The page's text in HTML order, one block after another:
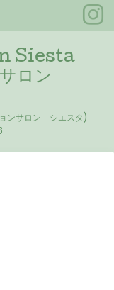
Siesta
ロン
サロン シエスタ)